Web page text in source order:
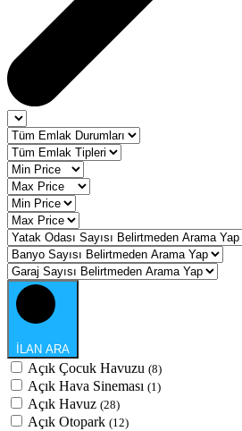
İLAN ARA
Açık Çocuk Havuzu (8)
Açık Hava Sineması (1)
Açık Havuz (28)
Açık Otopark (12)